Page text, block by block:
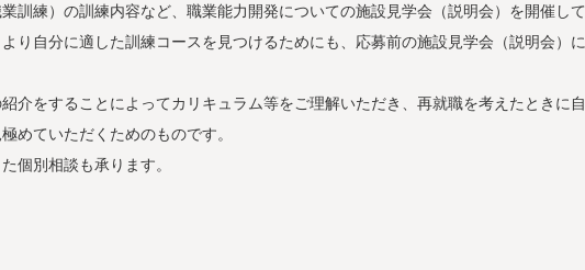
訓練）の訓練内容など、職業能力開発についての施設見学会（説明会）を開催して
り自分に適した訓練コースを見つけるためにも、応募前の施設見学会（説明会）に
介をすることによってカリキュラム等をご理解いただき、再就職を考えたときに自
めていただくためのものです。
個別相談も承ります。